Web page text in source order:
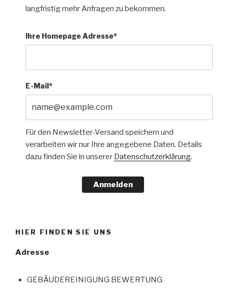
langfristig mehr Anfragen zu bekommen.
Ihre Homepage Adresse*
E-Mail*
Für den Newsletter-Versand speichern und
verarbeiten wir nur Ihre angegebene Daten. Details
dazu finden Sie in unserer Datenschutzerklärung.
Anmelden
HIER FINDEN SIE UNS
Adresse
GEBÄUDEREINIGUNG BEWERTUNG